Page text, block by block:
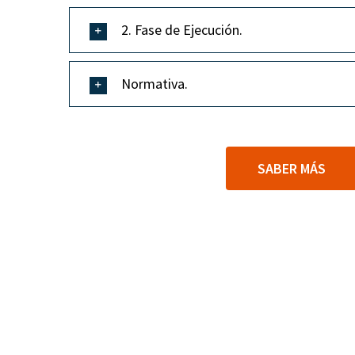
2. Fase de Ejecución.
Normativa.
SABER MÁS